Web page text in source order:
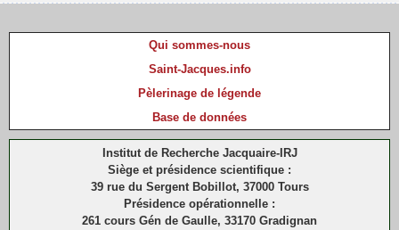
Qui sommes-nous
Saint-Jacques.info
Pèlerinage de légende
Base de données
Institut de Recherche Jacquaire-IRJ
Siège et présidence scientifique :
39 rue du Sergent Bobillot, 37000 Tours
Présidence opérationnelle :
261 cours Gén de Gaulle, 33170 Gradignan